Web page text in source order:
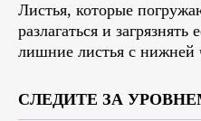
Листья, которые
разлагаться и
лишние листья с нижней
СЛЕДИТЕ ЗА